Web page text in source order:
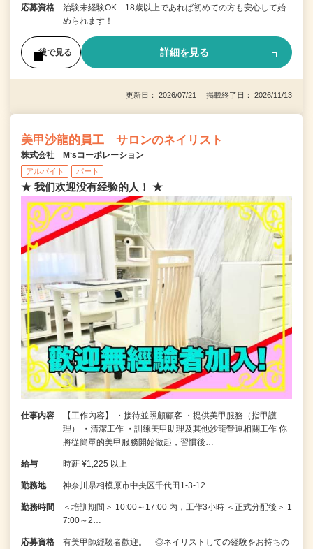
応募資格
治験未経験OK 18歳以上であれば初めての方も安心して始
められます！
後で見る 詳細を見る
更新日： 2026/07/21 掲載終了日： 2026/11/13
美甲沙龍的員工 サロンのネイリスト
株式会社 M‘sコーポレーション
アルバイト パート
★ 我们欢迎没有经验的人！ ★
仕事内容
【工作內容】 ・接待並照顧顧客 ・提供美甲服務（指甲護
理） ・清潔工作 ・訓練美甲助理及其他沙龍營運相關工作 你
將從簡單的美甲服務開始做起，習慣後…
給与 時薪 ¥1,225 以上
勤務地 神奈川県相模原市中央区千代田1-3-12
勤務時間
＜培訓期間＞ 10:00～17:00 內，工作3小時 ＜正式分配後＞ 1
7:00～2…
応募資格
有美甲師經驗者歡迎。 ◎ネイリストしての経験をお持ちの